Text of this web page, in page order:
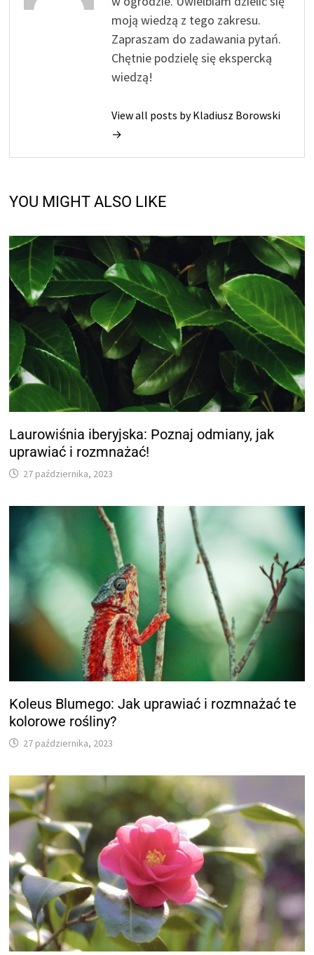
moją wiedzą z tego zakresu.
Zapraszam do zadawania pytań.
Chętnie podzielę się ekspercką
wiedzą!
View all posts by Kladiusz Borowski
→
YOU MIGHT ALSO LIKE
Laurowiśnia iberyjska: Poznaj odmiany, jak
uprawiać i rozmnażać!
27 października, 2023
Koleus Blumego: Jak uprawiać i rozmnażać te
kolorowe rośliny?
27 października, 2023